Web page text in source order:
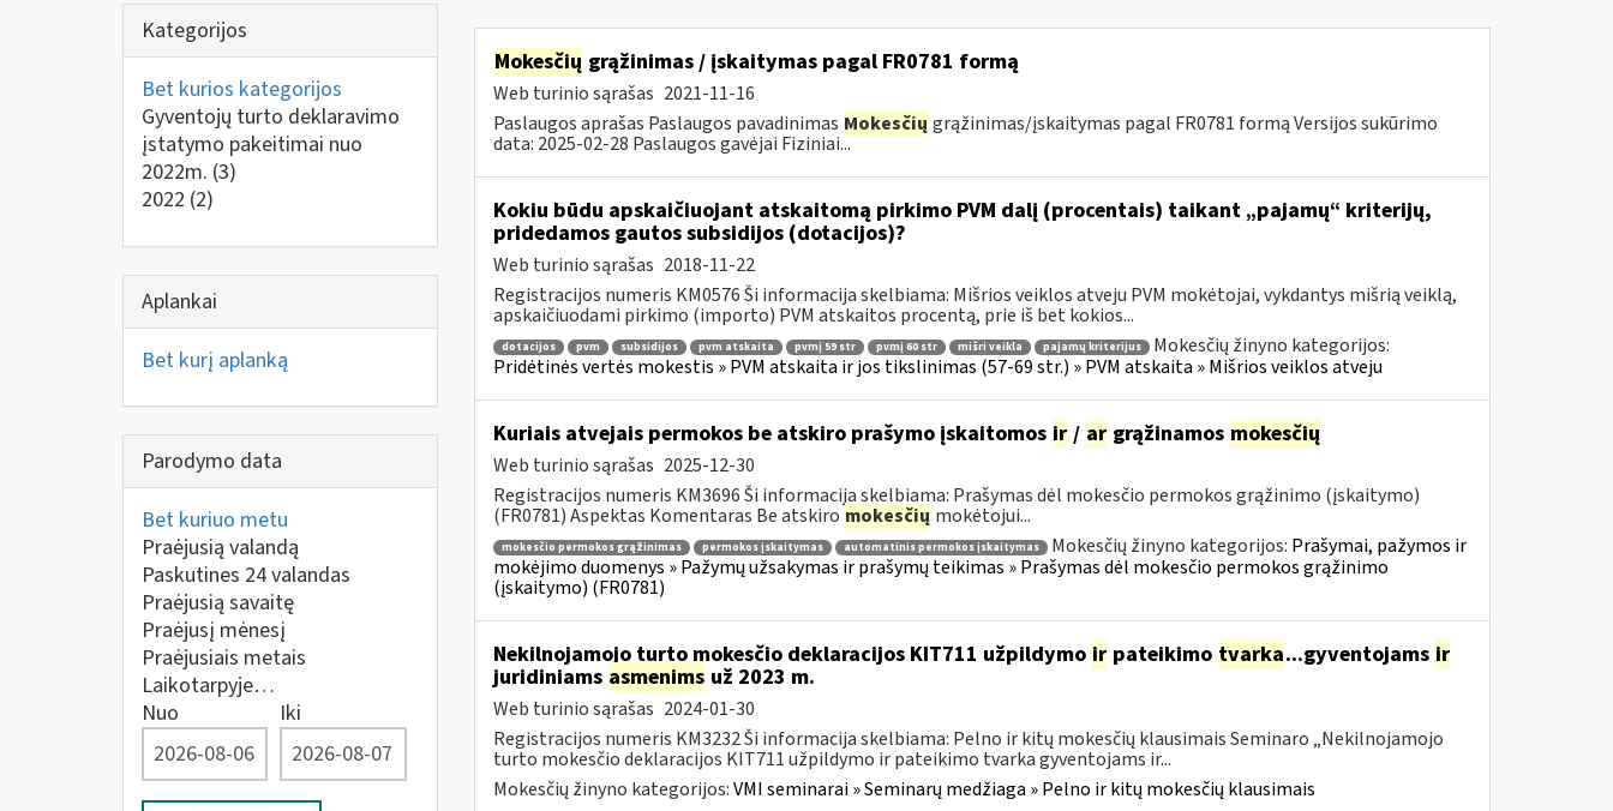
Kategorijos
Bet kurios kategorijos
Gyventojų turto deklaravimo
įstatymo pakeitimai nuo
2022m. (3)
2022 (2)
Aplankai
Bet kurį aplanką
Parodymo data
Bet kuriuo metu
Praėjusią valandą
Paskutines 24 valandas
Praėjusią savaitę
Praėjusį mėnesį
Praėjusiais metais
Laikotarpyje…
Nuo
Iki
Mokesčių grąžinimas / įskaitymas pagal FR0781 formą
Web turinio sąrašas 2021-11-16
Paslaugos aprašas Paslaugos pavadinimas Mokesčių grąžinimas/įskaitymas pagal FR0781 formą Versijos sukūrimo
data: 2025-02-28 Paslaugos gavėjai Fiziniai...
Kokiu būdu apskaičiuojant atskaitomą pirkimo PVM dalį (procentais) taikant „pajamų“ kriterijų,
pridedamos gautos subsidijos (dotacijos)?
Web turinio sąrašas 2018-11-22
Registracijos numeris KM0576 Ši informacija skelbiama: Mišrios veiklos atveju PVM mokėtojai, vykdantys mišrią veiklą,
apskaičiuodami pirkimo (importo) PVM atskaitos procentą, prie iš bet kokios...
dotacijos pvm subsidijos pvm atskaita pvmį 59 str pvmį 60 str mišri veikla pajamų kriterijus
Mokesčių žinyno kategorijos:
Pridėtinės vertės mokestis » PVM atskaita ir jos tikslinimas (57-69 str.) » PVM atskaita » Mišrios veiklos atveju
Kuriais atvejais permokos be atskiro prašymo įskaitomos ir/ argrąžinamos mokesčių
Web turinio sąrašas 2025-12-30
Registracijos numeris KM3696 Ši informacija skelbiama: Prašymas dėl mokesčio permokos grąžinimo (įskaitymo)
(FR0781) Aspektas Komentaras Be atskiro mokesčių mokėtojui...
mokesčio permokos grąžinimas permokos įskaitymas automatinis permokos įskaitymas Mokesčių žinyno kategorijos: Prašymai, pažymos ir
mokėjimo duomenys » Pažymų užsakymas ir prašymų teikimas » Prašymas dėl mokesčio permokos grąžinimo
(įskaitymo) (FR0781)
Nekilnojamojo turto mokesčio deklaracijos KIT711 užpildymo irpateikimo tvarka...gyventojams ir
juridiniams asmenims už 2023 m.
Web turinio sąrašas 2024-01-30
Registracijos numeris KM3232 Ši informacija skelbiama: Pelno ir kitų mokesčių klausimais Seminaro „Nekilnojamojo
turto mokesčio deklaracijos KIT711 užpildymo ir pateikimo tvarka gyventojams ir...
Mokesčių žinyno kategorijos:VMI seminarai » Seminarų medžiaga » Pelno ir kitų mokesčių klausimais